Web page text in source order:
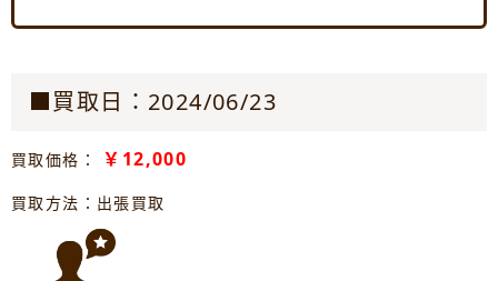
■買取日：2024/06/23
買取価格： ￥12,000
買取方法：出張買取